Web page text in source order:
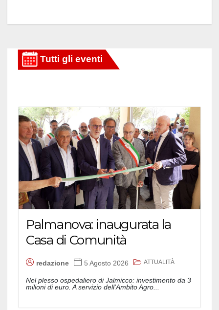
Palmanova: inaugurata la
Casa di Comunità
redazione 5 Agosto 2026 ATTUALITÀ
Nel plesso ospedaliero di Jalmicco: investimento da 3
milioni di euro. A servizio dell'Ambito Agro...